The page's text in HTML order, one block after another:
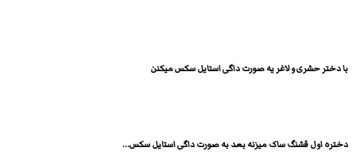
با دختر حشری و لاغر یه صورت داگی استایل سکس میکنن
دختره اول قشنگ ساک میزنه بعد به صورت داگی استایل سکس...